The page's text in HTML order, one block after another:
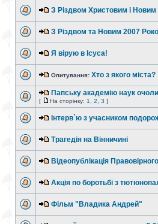
З Різдвом Христовим і
З Різдвом та Новим 2007
Я вірую в Ісуса!
Опитування: Хто з якого міста?
Папську академію наук
[ На сторінку: 1 2 3 ]
Інтерв`ю з учасником
Трагедія на Вінничині
Відеопублікація
Акція по боротьбі з
Фільм "Владика Андрей"